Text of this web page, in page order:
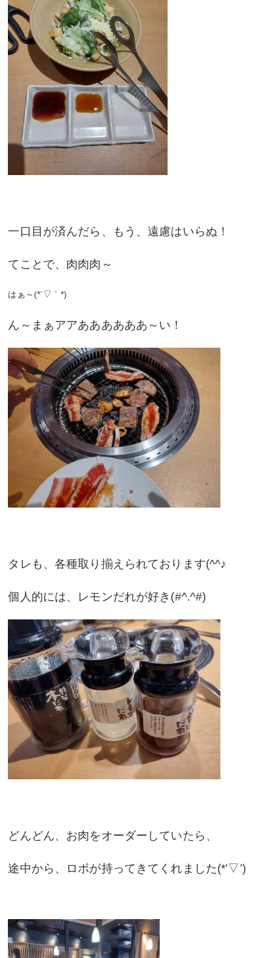
一口目が済んだら、もう、遠慮はいらぬ！
てことで、肉肉肉～
はぁ～(*´▽｀*)
ん～まぁアアああああああ～い！
タレも、各種取り揃えられております(^^♪
個人的には、レモンだれが好き(#^.^#)
どんどん、お肉をオーダーしていたら、
途中から、ロボが持ってきてくれました(*’▽’)